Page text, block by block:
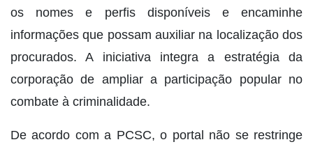
os nomes e perfis disponíveis e encaminhe
informações que possam auxiliar na localização dos
procurados. A iniciativa integra a estratégia da
corporação de ampliar a participação popular no
combate à criminalidade.
De acordo com a PCSC, o portal não se restringe